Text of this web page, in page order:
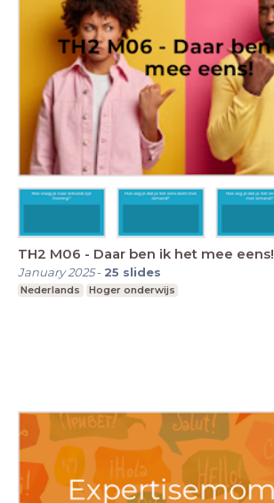
TH2 M06 - Daar ben ik het mee eens!
January 2025- 25 slides
Nederlands Hoger onderwijs